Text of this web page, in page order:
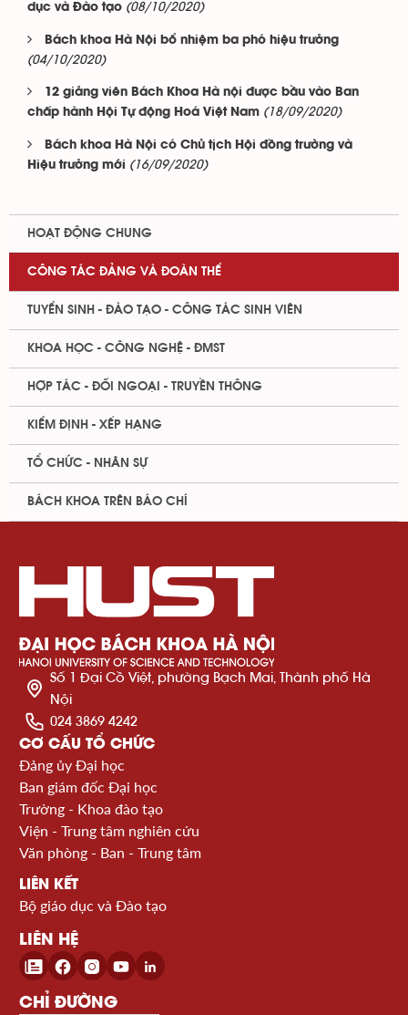
dục và Đào tạo (08/10/2020)
Bách khoa Hà Nội bổ nhiệm ba phó hiệu trưởng
(04/10/2020)
12 giảng viên Bách Khoa Hà nội được bầu vào Ban
chấp hành Hội Tự động Hoá Việt Nam (18/09/2020)
Bách khoa Hà Nội có Chủ tịch Hội đồng trường và
Hiệu trưởng mới (16/09/2020)
HOẠT ĐỘNG CHUNG
CÔNG TÁC ĐẢNG VÀ ĐOÀN THỂ
TUYỂN SINH - ĐÀO TẠO - CÔNG TÁC SINH VIÊN
KHOA HỌC - CÔNG NGHỆ - ĐMST
HỢP TÁC - ĐỐI NGOẠI - TRUYỀN THÔNG
KIỂM ĐỊNH - XẾP HẠNG
TỔ CHỨC - NHÂN SỰ
BÁCH KHOA TRÊN BÁO CHÍ
Số 1 Đại Cồ Việt, phường Bạch Mai, Thành phố Hà
Nội
024 3869 4242
CƠ CẤU TỔ CHỨC
Đảng ủy Đại học
Ban giám đốc Đại học
Trường - Khoa đào tạo
Viện - Trung tâm nghiên cứu
Văn phòng - Ban - Trung tâm
LIÊN KẾT
Bộ giáo dục và Đào tạo
LIÊN HỆ
CHỈ ĐƯỜNG